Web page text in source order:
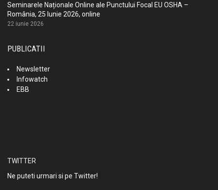
Seminarele Naționale Online ale Punctului Focal EU OSHA –
România, 25 Iunie 2026, online
22 iunie 2026
PUBLICATII
Newsletter
Infowatch
EBB
TWITTER
Ne puteti urmari si pe Twitter!